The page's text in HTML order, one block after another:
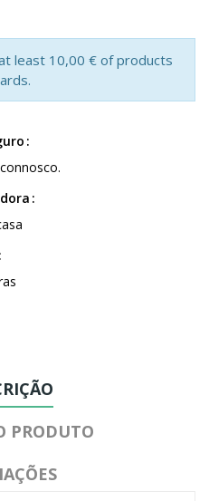
least 10,00 € of products
PRODUTO